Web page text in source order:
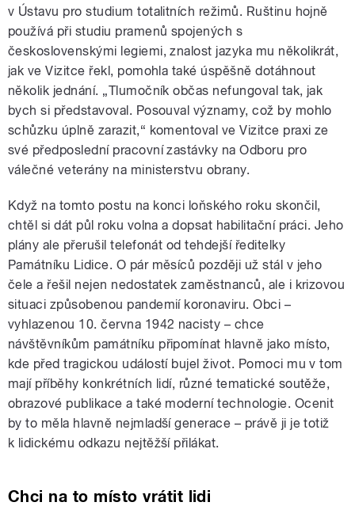
v Ústavu pro studium totalitních režimů. Ruštinu hojně
používá při studiu pramenů spojených s
československými legiemi, znalost jazyka mu několikrát,
jak ve Vizitce řekl, pomohla také úspěšně dotáhnout
několik jednání. „Tlumočník občas nefungoval tak, jak
bych si představoval. Posouval významy, což by mohlo
schůzku úplně zarazit,“ komentoval ve Vizitce praxi ze
své předposlední pracovní zastávky na Odboru pro
válečné veterány na ministerstvu obrany.
Když na tomto postu na konci loňského roku skončil,
chtěl si dát půl roku volna a dopsat habilitační práci. Jeho
plány ale přerušil telefonát od tehdejší ředitelky
Památníku Lidice. O pár měsíců později už stál v jeho
čele a řešil nejen nedostatek zaměstnanců, ale i krizovou
situaci způsobenou pandemií koronaviru. Obci –
vyhlazenou 10. června 1942 nacisty – chce
návštěvníkům památníku připomínat hlavně jako místo,
kde před tragickou událostí bujel život. Pomoci mu v tom
mají příběhy konkrétních lidí, různé tematické soutěže,
obrazové publikace a také moderní technologie. Ocenit
by to měla hlavně nejmladší generace – právě ji je totiž
k lidickému odkazu nejtěžší přilákat.
Chci na to místo vrátit lidi